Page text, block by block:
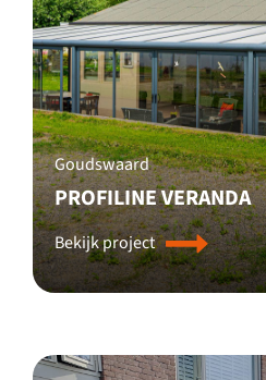
Goudswaard
PROFILINE VERANDA
Bekijk project